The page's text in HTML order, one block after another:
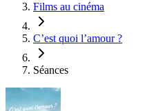
Films au cinéma
C’est quoi l’amour ?
Séances